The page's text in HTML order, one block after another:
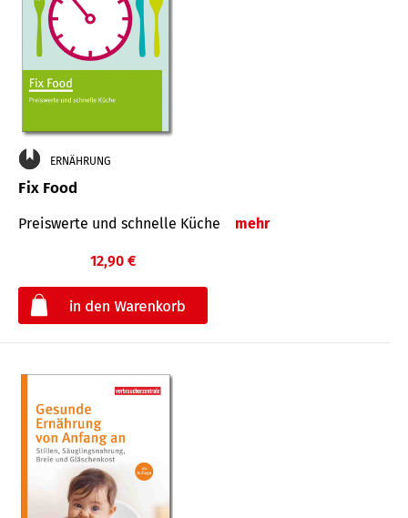
ERNÄHRUNG
Fix Food
Preiswerte und schnelle Küche mehr
12,90 €